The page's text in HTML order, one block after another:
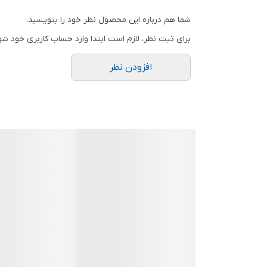
شما هم درباره این محصول نظر خود را بنویسید.
برای ثبت نظر، لازم است ابتدا وارد حساب کاربری خود
افزودن نظر